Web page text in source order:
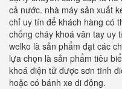
cả nước. nhà máy sản xuất
chỉ uy tín để khách hàng có
chống cháy khoá vân tay uy
welko là sản phẩm đạt các
lựa chọn là sản phẩm tiêu
khoá điện tử được sơn tĩnh
hoặc có bánh xe di động.